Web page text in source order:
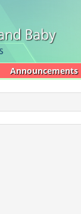
Announcements